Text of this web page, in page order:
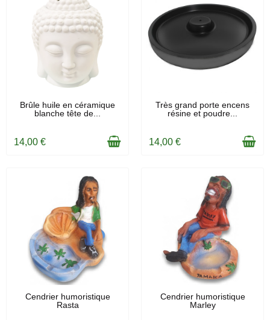
EN STOCK
Brûle huile en céramique
blanche tête de...
14,00 €
EN STOCK
Très grand porte encens
résine et poudre...
14,00 €
EN STOCK
Cendrier humoristique
Rasta
EN STOCK
Cendrier humoristique
Marley